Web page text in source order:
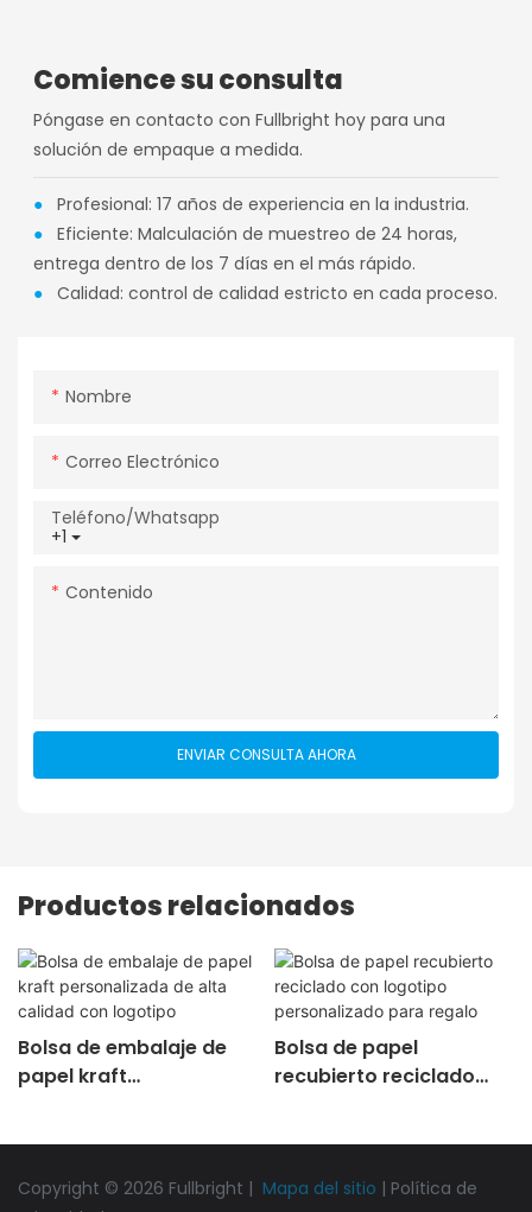
Comience su consulta
Póngase en contacto con Fullbright hoy para una
solución de empaque a medida.
● Profesional: 17 años de experiencia en la industria.
● Eficiente: Malculación de muestreo de 24 horas,
entrega dentro de los 7 días en el más rápido.
● Calidad: control de calidad estricto en cada proceso.
Nombre
Correo Electrónico
+1
Teléfono/whatsapp
Contenido
ENVIAR CONSULTA AHORA
Productos relacionados
Bolsa de embalaje de
papel kraft
Bolsa de papel
recubierto reciclado
Copyright © 2026 Fullbright | Mapa del sitio | Política de